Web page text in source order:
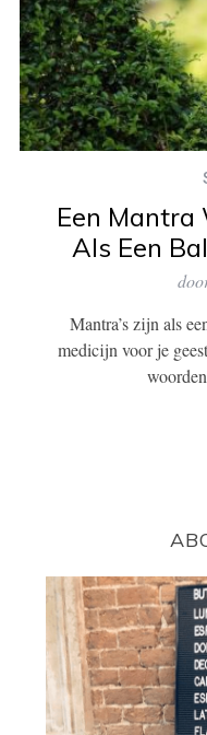
Een Mantra
Als Een
Mantra’s zijn als
medicijn voor je